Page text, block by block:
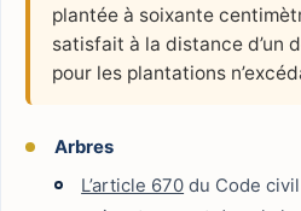
plantée à soixante
satisfait à la distance d’un
pour les plantations
Arbres
L’article 670 du Code